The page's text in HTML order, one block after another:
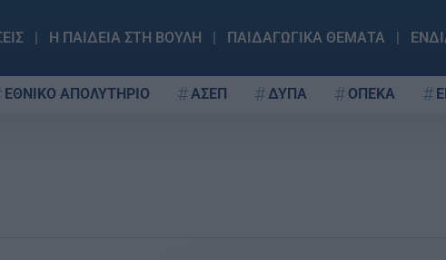
Η ΠΑΙΔΕΙΑ ΣΤΗ ΒΟΥΛΗ ΠΑΙΔΑΓΩΓΙΚΑ ΘΕΜΑΤΑ
ΕΘΝΙΚΟ ΑΠΟΛΥΤΗΡΙΟ ΑΣΕΠ ΔΥΠΑ ΟΠΕΚΑ